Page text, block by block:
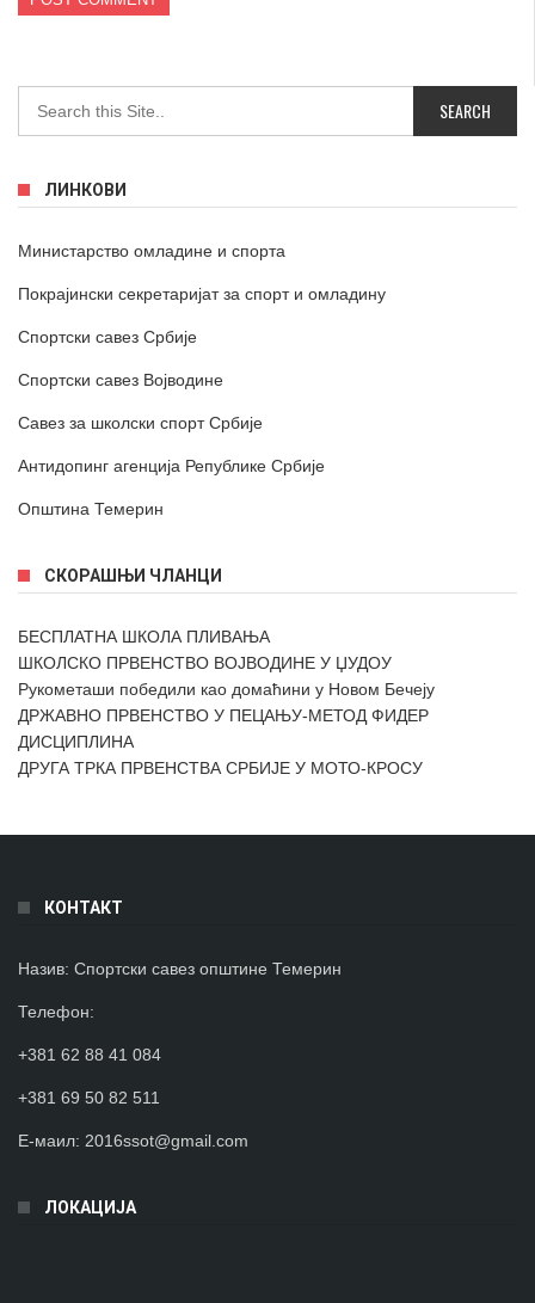
ЛИНКОВИ
Министарство омладине и спорта
Покрајински секретаријат за спорт и омладину
Спортски савез Србије
Спортски савез Војводине
Савез за школски спорт Србије
Антидопинг агенција Републике Србије
Општина Темерин
СКОРАШЊИ ЧЛАНЦИ
БЕСПЛАТНА ШКОЛА ПЛИВАЊА
ШКОЛСКО ПРВЕНСТВО ВОЈВОДИНЕ У ЏУДОУ
Рукометаши победили као домаћини у Новом Бечеју
ДРЖАВНО ПРВЕНСТВО У ПЕЦАЊУ-МЕТОД ФИДЕР
ДИСЦИПЛИНА
ДРУГА ТРКА ПРВЕНСТВА СРБИЈЕ У МОТО-КРОСУ
КОНТАКТ
Назив: Спортски савез општине Темерин
Телефон:
+381 62 88 41 084
+381 69 50 82 511
Е-маил: 2016ssot@gmail.com
ЛОКАЦИЈА